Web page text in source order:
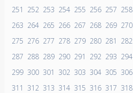
251
252 253 254 255 256 257 258
263 264 265 266 267 268 269 270
275 276 277 278 279 280 281 282
287 288 289 290 291 292 293 294
299 300 301 302 303 304 305 306
311
312 313 314 315 316 317 318